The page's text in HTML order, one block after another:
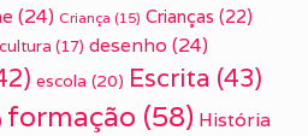
(24) Criança (15) Crianças (22)
cultura (17) desenho (24)
escola (20) Escrita (43)
formação (58) História